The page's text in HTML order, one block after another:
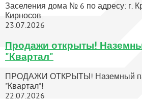
Заселения дома № 6 по адресу: г.
Кирносов.
23.07.2026
Продажи открыты!
"Квартал"
ПРОДАЖИ ОТКРЫТЫ! Наземный
"Квартал"!
22.07.2026